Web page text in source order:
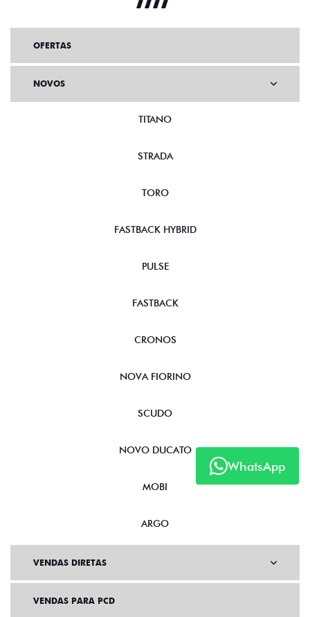
WhatsApp
OFERTAS
NOVOS
TITANO
STRADA
TORO
FASTBACK HYBRID
PULSE
FASTBACK
CRONOS
NOVA FIORINO
SCUDO
NOVO DUCATO
MOBI
ARGO
VENDAS DIRETAS
VENDAS PARA PCD